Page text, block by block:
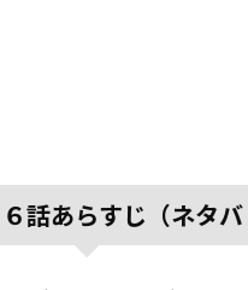
話あらすじ（ネタバ